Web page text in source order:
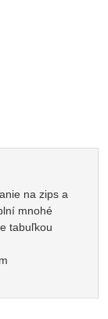
na zips a
mnohé
tabuľkou